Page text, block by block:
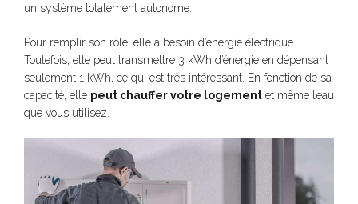
un système totalement autonome.
Pour remplir son rôle, elle a besoin d’énergie électrique.
Toutefois, elle peut transmettre 3 kWh d’énergie en dépensant
seulement 1 kWh, ce qui est très intéressant. En fonction de sa
capacité, elle peut chauffer votre logement et même l’eau
que vous utilisez.